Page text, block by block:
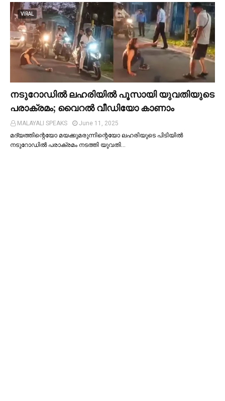
VIRAL
നടുറോഡില്‍ ലഹരിയില്‍ പൂസായി യുവതിയുടെ
പരാക്രമം; വൈറൽ വീഡിയോ കാണാം
MALAYALI SPEAKS
June 11, 2025
മദ്യത്തിന്റെയോ മയക്കുമരുന്നിന്റെയോ ലഹരിയുടെ പിടിയില്‍
നടുറോഡില്‍ പരാക്രമം നടത്തി യുവതി…